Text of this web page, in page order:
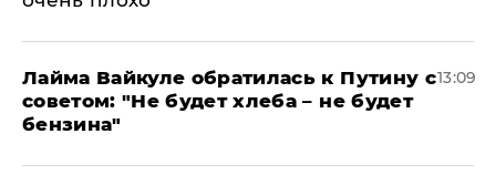
Лайма Вайкуле обратилась к Путину с
советом: "Не будет хлеба – не будет
бензина"
13:09